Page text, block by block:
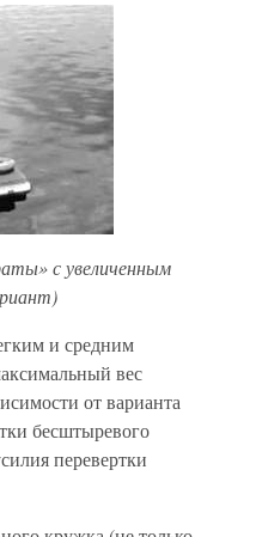
с увеличенным
и средним
вес
от варианта
бесштыревого
перевертки